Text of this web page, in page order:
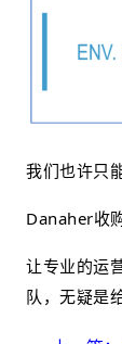
我们也许只
Danaher收
让专业的运
队，无疑是